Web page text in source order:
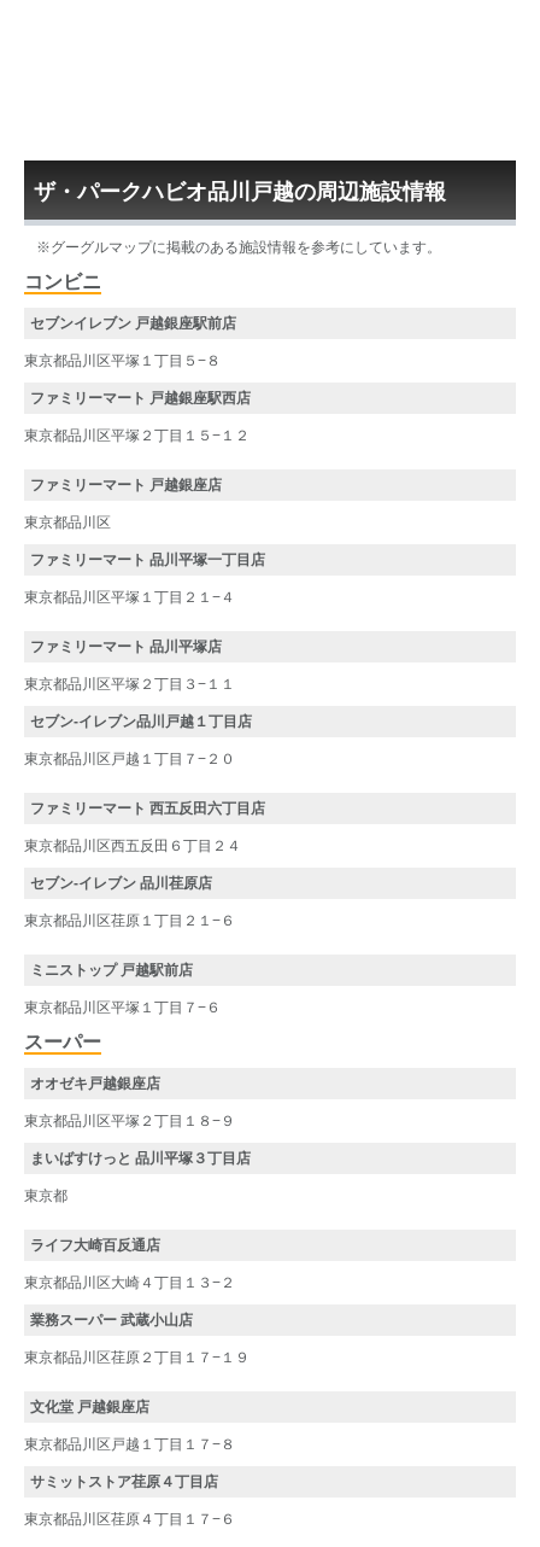
ザ・パークハビオ品川戸越の周辺施設情報
※グーグルマップに掲載のある施設情報を参考にしています。
コンビニ
セブンイレブン 戸越銀座駅前店
東京都品川区平塚１丁目５−８
ファミリーマート 戸越銀座駅西店
東京都品川区平塚２丁目１５−１２
ファミリーマート 戸越銀座店
東京都品川区
ファミリーマート 品川平塚一丁目店
東京都品川区平塚１丁目２１−４
ファミリーマート 品川平塚店
東京都品川区平塚２丁目３−１１
セブン-イレブン品川戸越１丁目店
東京都品川区戸越１丁目７−２０
ファミリーマート 西五反田六丁目店
東京都品川区西五反田６丁目２４
セブン‐イレブン 品川荏原店
東京都品川区荏原１丁目２１−６
ミニストップ 戸越駅前店
東京都品川区平塚１丁目７−６
スーパー
オオゼキ戸越銀座店
東京都品川区平塚２丁目１８−９
まいばすけっと 品川平塚３丁目店
東京都
ライフ大崎百反通店
東京都品川区大崎４丁目１３−２
業務スーパー 武蔵小山店
東京都品川区荏原２丁目１７−１９
文化堂 戸越銀座店
東京都品川区戸越１丁目１７−８
サミットストア荏原４丁目店
東京都品川区荏原４丁目１７−６